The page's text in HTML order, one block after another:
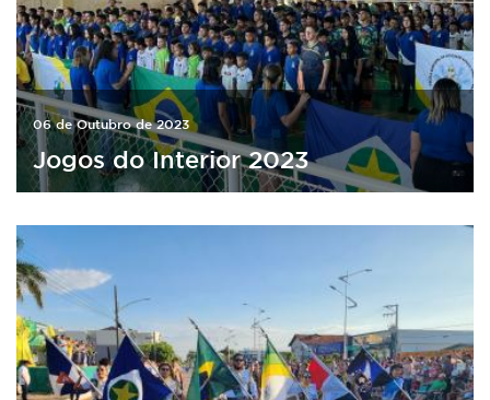
06 de Outubro de 2023
Jogos do Interior 2023